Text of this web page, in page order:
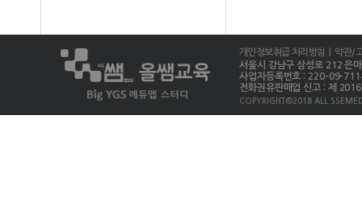
개인정보취급 처리방침
| 약관/
서울시 강남구 삼성로 212 은
사업자등록번호 : 220-09-
전화권유판매업 신고 : 제
COPYRIGHT©2018 ALL